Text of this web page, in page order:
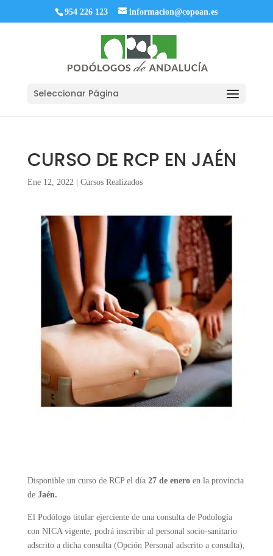
954 226 123 informacion@copoan.es
Seleccionar Página
CURSO DE RCP EN JAÉN
Ene 12, 2022| Cursos Realizados
Disponible un curso de RCP el día27 de eneroen la provincia
de Jaén.
El Podólogo titular ejerciente de una consulta de Podología
con NICA vigente, podrá inscribir al personal socio-sanitario
adscrito a dicha consulta (Opción Personal adscrito a consulta),